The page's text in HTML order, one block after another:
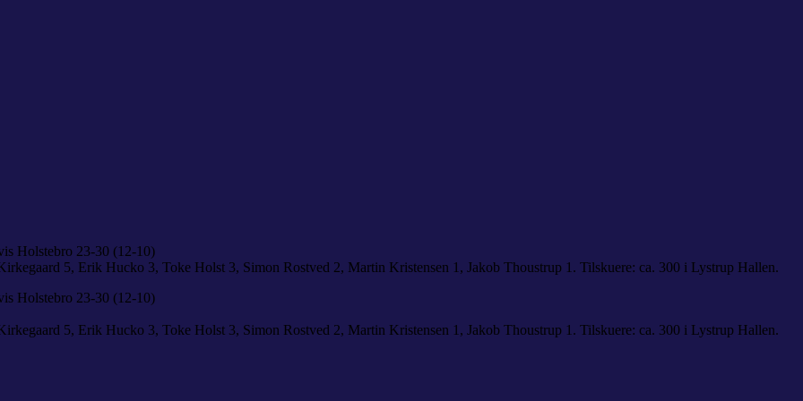
Holstebro 23-30 (12-10)
5, Erik Hucko 3, Toke Holst 3, Simon Rostved 2, Martin Kristensen 1, Jakob Thoustrup 1. Tilskuere: ca. 300 i Lystrup Hallen.
Holstebro 23-30 (12-10)
5, Erik Hucko 3, Toke Holst 3, Simon Rostved 2, Martin Kristensen 1, Jakob Thoustrup 1. Tilskuere: ca. 300 i Lystrup Hallen.